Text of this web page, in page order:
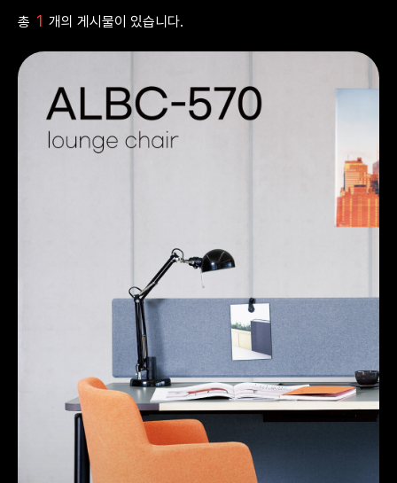
총 1 개의 게시물이 있습니다.